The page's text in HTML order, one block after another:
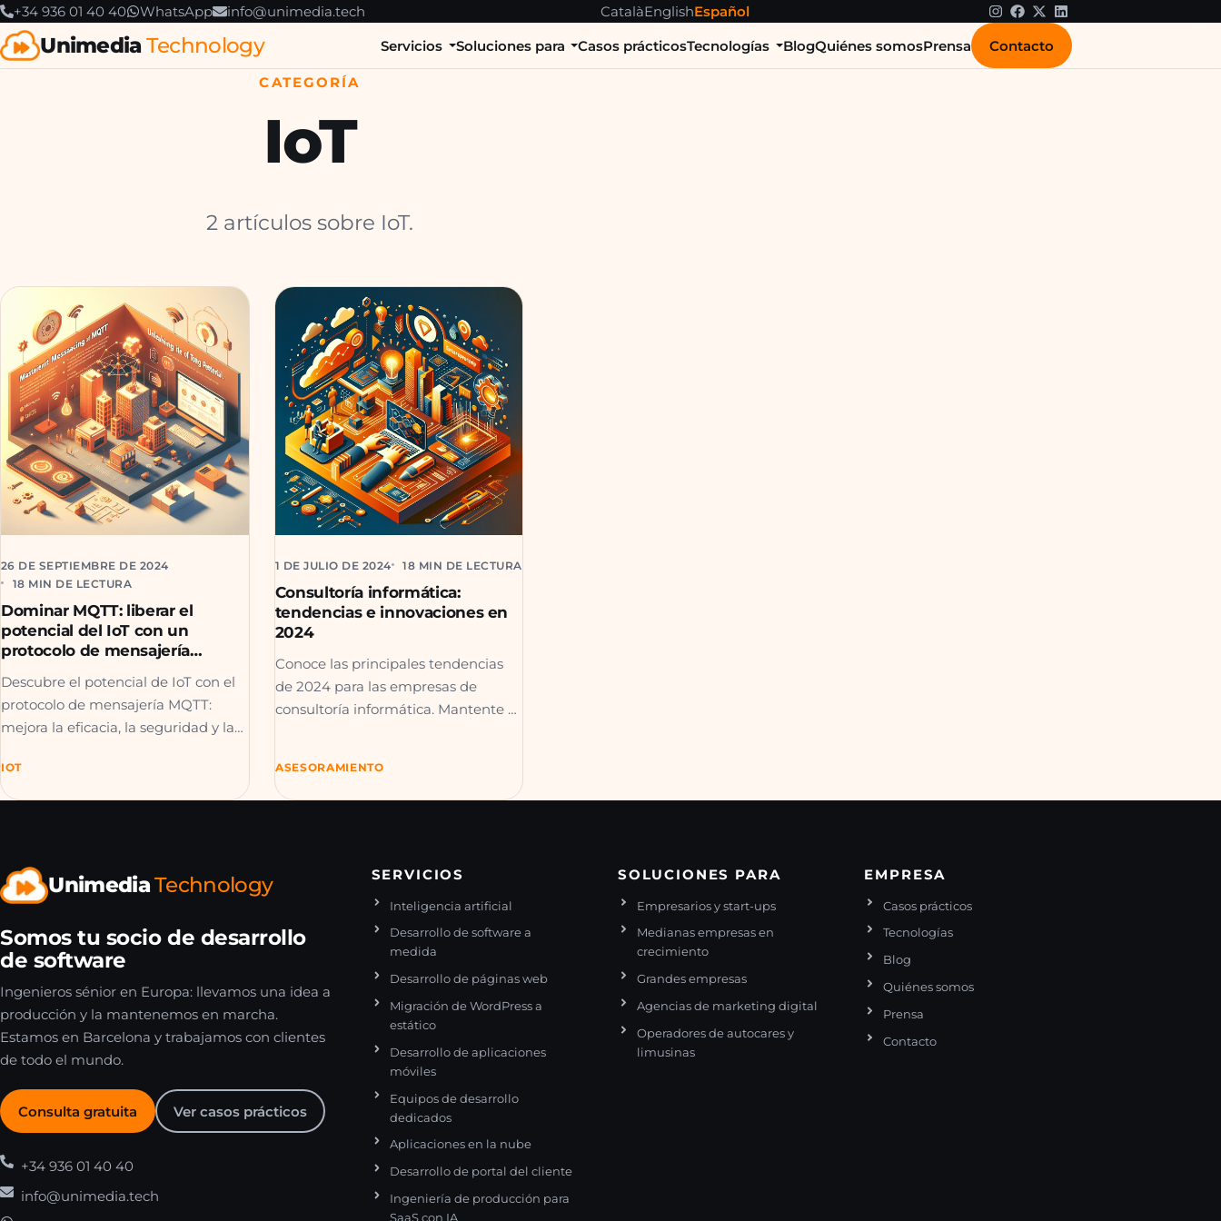
+34 936 01 40 40 WhatsApp info@unimedia.tech CatalàEnglishEspañol
Unimedia Technology Servicios Soluciones para Casos prácticosTecnologías BlogQuiénes somosPrensa Contacto
CATEGORÍA
IoT
2 artículos sobre IoT.
26 DE SEPTIEMBRE DE 2024
18 MIN DE LECTURA
Dominar MQTT: liberar el
potencial del IoT con un
protocolo de mensajería
Descubre el potencial de IoT con el
protocolo de mensajería MQTT:
mejora la eficacia, la seguridad y la
IOT
1 DE JULIO DE 2024 18 MIN DE LECTURA
Consultoría informática:
tendencias e innovaciones en
2024
Conoce las principales tendencias
de 2024 para las empresas de
consultoría informática. Mantente a
ASESORAMIENTO
UnimediaTechnology
Somos tu socio de desarrollo
de software
Ingenieros sénior en Europa: llevamos una idea a
producción y la mantenemos en marcha.
Estamos en Barcelona y trabajamos con clientes
de todo el mundo.
Consulta gratuita Ver casos prácticos
+34 936 01 40 40
info@unimedia.tech
SERVICIOS
Inteligencia artificial
Desarrollo de software a
medida
Desarrollo de páginas web
Migración de WordPress a
estático
Desarrollo de aplicaciones
móviles
Equipos de desarrollo
dedicados
Aplicaciones en la nube
Desarrollo de portal del cliente
Ingeniería de producción para
SaaS con IA
SOLUCIONES PARA
Empresarios y start-ups
Medianas empresas en
crecimiento
Grandes empresas
Agencias de marketing digital
Operadores de autocares y
limusinas
EMPRESA
Casos prácticos
Tecnologías
Blog
Quiénes somos
Prensa
Contacto